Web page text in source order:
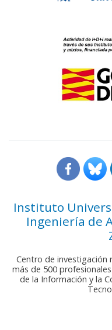
Instituto
Ingeniería de
Centro de investigación
más de 500
de la Información y la